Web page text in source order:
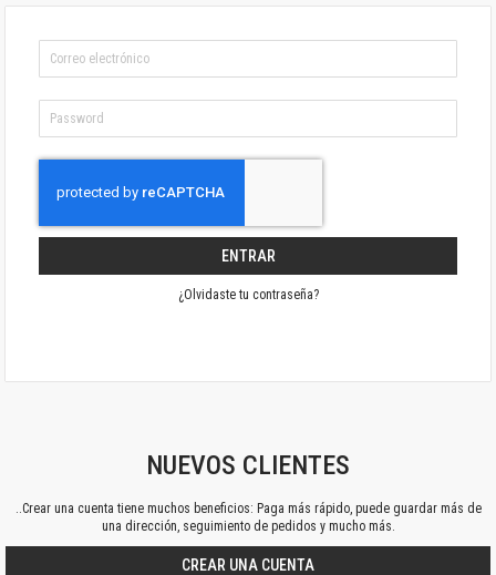
ENTRAR
¿Olvidaste tu contraseña?
NUEVOS CLIENTES
..Crear una cuenta tiene muchos beneficios: Paga más rápido, puede guardar más de
una dirección, seguimiento de pedidos y mucho más.
CREAR UNA CUENTA